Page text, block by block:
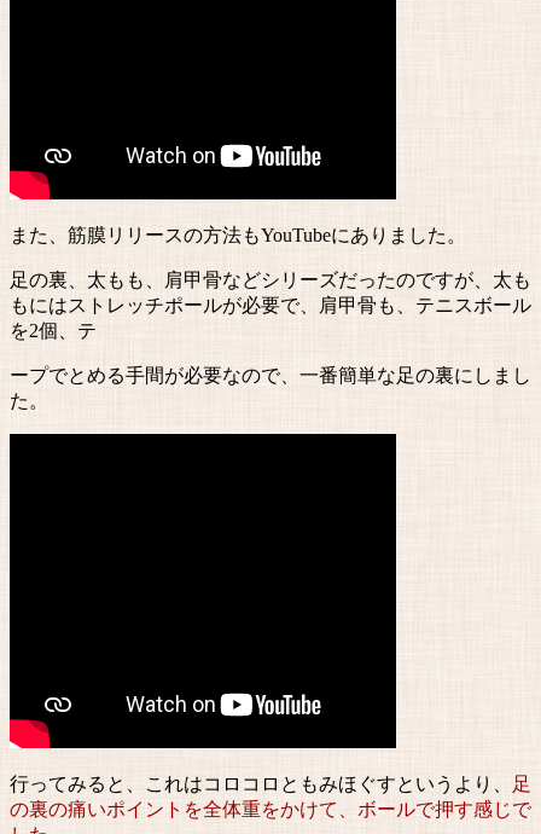
また、筋膜リリースの方法もYouTubeにありました。
足の裏、太もも、肩甲骨などシリーズだったのですが、太も
もにはストレッチポールが必要で、肩甲骨も、テニスボール
を2個、テ
ープでとめる手間が必要なので、一番簡単な足の裏にしまし
た。
行ってみると、これはコロコロともみほぐすというより、
足
の裏の痛いポイントを全体重をかけて、ボールで押す感じで